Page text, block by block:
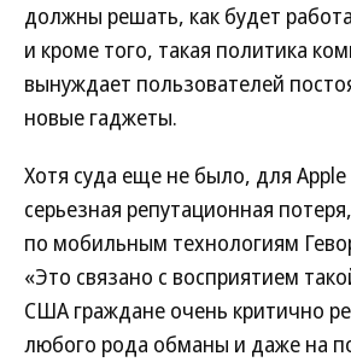
должны решать, как будет
и кроме того, такая политика
вынуждает пользователей
новые гаджеты.
Хотя суда еще не было, для Apple
серьезная репутационная
по мобильным технологиям
«Это связано с восприятием
США граждане очень критично
любого рода обманы и даже на